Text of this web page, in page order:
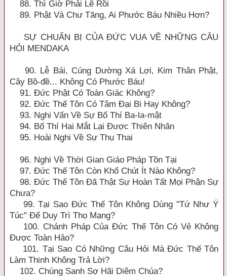
88. Thì Giờ Phải Lẽ Rồi
89. Phật Và Chư Tăng, Ai Phước Báu Nhiều Hơn?
SỰ CHUẨN BỊ CỦA ĐỨC VUA VỀ NHỮNG CÂU
HỎI MENDAKA
90. Lễ Bái, Cúng Dường Xá Lợi, Kim Thân Phật,
Cây Bồ-đề... Không Có Phước Báu!
91. Đức Phật Có Toàn Giác Không?
92. Đức Thế Tôn Có Tâm Đại Bi Hay Không?
93. Nghi Vấn Về Sự Bố Thí Ba-la-mật
94. Bố Thí Hai Mắt Lại Được Thiên Nhãn
95. Hoài Nghi Về Sự Thụ Thai
96. Nghi Về Thời Gian Giáo Pháp Tồn Tại
97. Đức Thế Tôn Còn Khổ Chút Ít Nào Không?
98. Đức Thế Tôn Đã Thật Sự Hoàn Tất Mọi Phận Sự
Chưa?
99. Tại Sao Đức Thế Tôn Không Dùng "Tứ Như Ý
Túc" Để Duy Trì Thọ Mạng?
100. Chánh Pháp Của Đức Thế Tôn Có Vẻ Không
Được Toàn Hảo?
101. Tại Sao Có Những Câu Hỏi Mà Đức Thế Tôn
Làm Thinh Không Trả Lời?
102. Chúng Sanh Sợ Hãi Diêm Chúa?